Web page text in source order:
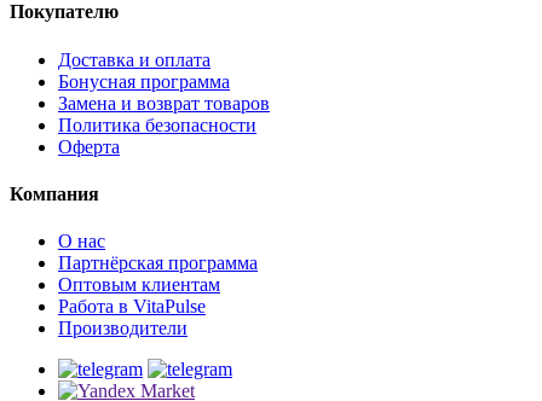
Покупателю
Доставка и оплата
Бонусная программа
Замена и возврат товаров
Политика безопасности
Оферта
Компания
О нас
Партнёрская программа
Оптовым клиентам
Работа в VitaPulse
Производители